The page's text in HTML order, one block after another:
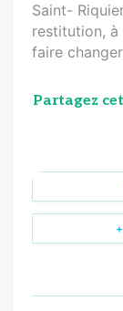
Saint-
restitution,
faire
Partagez